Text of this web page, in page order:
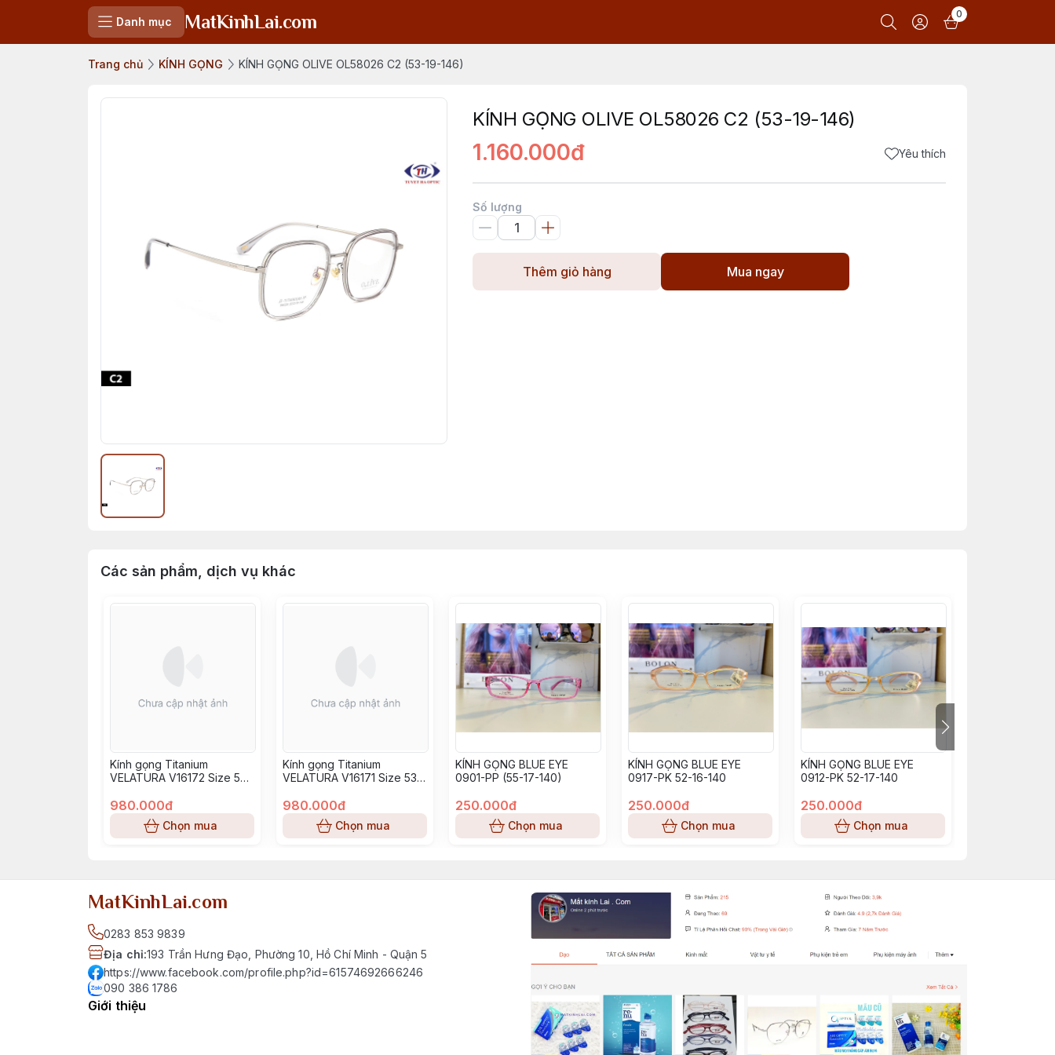
Danh mục MatKinhLai.com 0
Trang chủ KÍNH GỌNG KÍNH GỌNG OLIVE OL58026 C2 (53-19-146)
KÍNH GỌNG OLIVE OL58026 C2 (53-19-146)
1.160.000đ Yêu thích
Số lượng
Thêm giỏ hàng Mua ngay
Các sản phẩm, dịch vụ khác
Kính gọng Titanium
VELATURA V16172 Size 52-
980.000đ
Chọn mua
Kính gọng Titanium
VELATURA V16171 Size 53-
980.000đ
Chọn mua
KÍNH GỌNG BLUE EYE
0901-PP (55-17-140)
250.000đ
Chọn mua
KÍNH GỌNG BLUE EYE
0917-PK 52-16-140
250.000đ
Chọn mua
KÍNH GỌNG BLUE EYE
0912-PK 52-17-140
250.000đ
Chọn mua
MatKinhLai.com
0283 853 9839
Địa chỉ:193 Trần Hưng Đạo, Phường 10, Hồ Chí Minh - Quận 5
https://www.facebook.com/profile.php?id=61574692666246
090 386 1786
Giới thiệu